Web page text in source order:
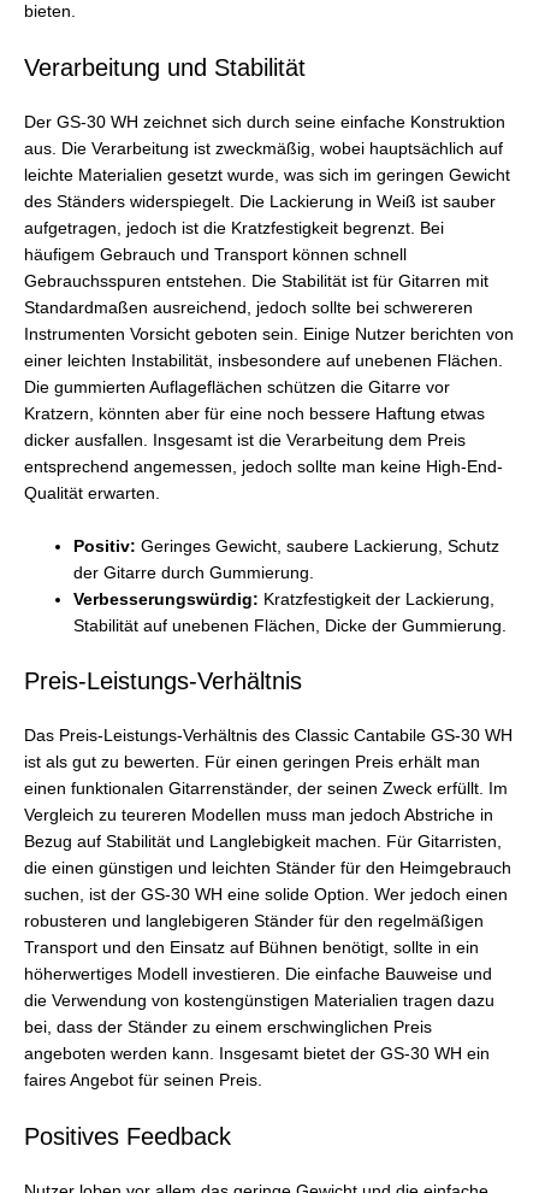
bieten.
Verarbeitung und Stabilität
Der GS-30 WH zeichnet sich durch seine einfache Konstruktion
aus. Die Verarbeitung ist zweckmäßig, wobei hauptsächlich auf
leichte Materialien gesetzt wurde, was sich im geringen Gewicht
des Ständers widerspiegelt. Die Lackierung in Weiß ist sauber
aufgetragen, jedoch ist die Kratzfestigkeit begrenzt. Bei
häufigem Gebrauch und Transport können schnell
Gebrauchsspuren entstehen. Die Stabilität ist für Gitarren mit
Standardmaßen ausreichend, jedoch sollte bei schwereren
Instrumenten Vorsicht geboten sein. Einige Nutzer berichten von
einer leichten Instabilität, insbesondere auf unebenen Flächen.
Die gummierten Auflageflächen schützen die Gitarre vor
Kratzern, könnten aber für eine noch bessere Haftung etwas
dicker ausfallen. Insgesamt ist die Verarbeitung dem Preis
entsprechend angemessen, jedoch sollte man keine High-End-
Qualität erwarten.
Positiv: Geringes Gewicht, saubere Lackierung, Schutz
der Gitarre durch Gummierung.
Verbesserungswürdig: Kratzfestigkeit der Lackierung,
Stabilität auf unebenen Flächen, Dicke der Gummierung.
Preis-Leistungs-Verhältnis
Das Preis-Leistungs-Verhältnis des Classic Cantabile GS-30 WH
ist als gut zu bewerten. Für einen geringen Preis erhält man
einen funktionalen Gitarrenständer, der seinen Zweck erfüllt. Im
Vergleich zu teureren Modellen muss man jedoch Abstriche in
Bezug auf Stabilität und Langlebigkeit machen. Für Gitarristen,
die einen günstigen und leichten Ständer für den Heimgebrauch
suchen, ist der GS-30 WH eine solide Option. Wer jedoch einen
robusteren und langlebigeren Ständer für den regelmäßigen
Transport und den Einsatz auf Bühnen benötigt, sollte in ein
höherwertiges Modell investieren. Die einfache Bauweise und
die Verwendung von kostengünstigen Materialien tragen dazu
bei, dass der Ständer zu einem erschwinglichen Preis
angeboten werden kann. Insgesamt bietet der GS-30 WH ein
faires Angebot für seinen Preis.
Positives Feedback